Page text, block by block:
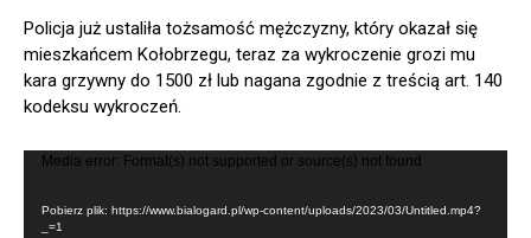
Policja już ustaliła tożsamość mężczyzny, który okazał się
mieszkańcem Kołobrzegu, teraz za wykroczenie grozi mu
kara grzywny do 1500 zł lub nagana zgodnie z treścią art. 140
kodeksu wykroczeń.
Media error: Format(s) not supported or source(s) not found
Pobierz plik: https://www.bialogard.pl/wp-content/uploads/2023/03/Untitled.mp4?
_=1